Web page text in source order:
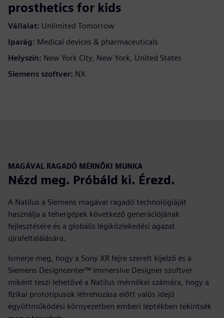
prosthetics for kids
Vállalat: Unlimited Tomorrow
Iparág: Medical devices & pharmaceuticals
Helyszín: New York City, New York, United States
Siemens szoftver: NX
MAGÁVAL RAGADÓ MÉRNÖKI MUNKA
Nézd meg. Próbáld ki. Érezd.
A Natilus a Siemens magával ragadó technológiáját
használja a tehergépek következő generációjának
fejlesztésére és a globális légiközlekedési ágazat
újrafeltalálására.
Ismerje meg, hogy a Sony XR fejre szerelt kijelző és a
Siemens Designcenter™ Immersive Designer szoftver
miként teszi lehetővé a Natilus mérnökei számára, hogy a
fizikai prototípusok létrehozása előtt valós idejű
együttműködési környezetben emberi léptékben tekintsék